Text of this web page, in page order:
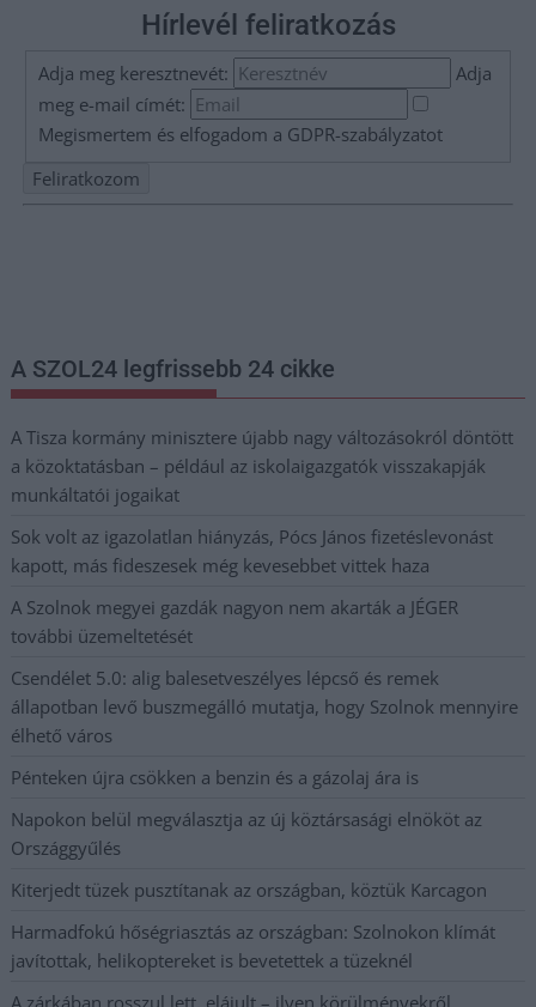
Hírlevél feliratkozás
Adja meg keresztnevét:
Adja
meg e-mail címét:
Megismertem és elfogadom a GDPR-szabályzatot
A SZOL24 legfrissebb 24 cikke
A Tisza kormány minisztere újabb nagy változásokról döntött
a közoktatásban – például az iskolaigazgatók visszakapják
munkáltatói jogaikat
Sok volt az igazolatlan hiányzás, Pócs János fizetéslevonást
kapott, más fideszesek még kevesebbet vittek haza
A Szolnok megyei gazdák nagyon nem akarták a JÉGER
további üzemeltetését
Csendélet 5.0: alig balesetveszélyes lépcső és remek
állapotban levő buszmegálló mutatja, hogy Szolnok mennyire
élhető város
Pénteken újra csökken a benzin és a gázolaj ára is
Napokon belül megválasztja az új köztársasági elnököt az
Országgyűlés
Kiterjedt tüzek pusztítanak az országban, köztük Karcagon
Harmadfokú hőségriasztás az országban: Szolnokon klímát
javítottak, helikoptereket is bevetettek a tüzeknél
A zárkában rosszul lett, elájult – ilyen körülményekről